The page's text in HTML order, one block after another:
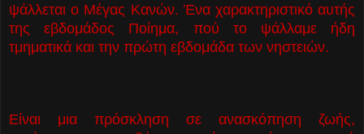
ψάλλεται ο Μέγας Κανών. Ένα χαρακτηριστικό αυτής
της εβδομάδος Ποίημα, πού το ψάλλαμε ήδη
τμηματικά και την πρώτη εβδομάδα των νηστειών.
Είναι μια πρόσκληση σε ανασκόπηση ζωής,